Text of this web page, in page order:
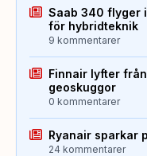
Saab 340 flyger
för hybridteknik
9 kommentarer
Finnair lyfter
geoskuggor
0 kommentarer
Ryanair sparkar
24 kommentarer